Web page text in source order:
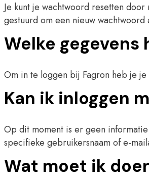
Je kunt je wachtwoord resetten
gestuurd om een nieuw wachtwoord
Welke gegevens
Om in te loggen bij Fagron heb je
Kan ik inloggen
Op dit moment is er geen
specifieke gebruikersnaam of e-
Wat moet ik